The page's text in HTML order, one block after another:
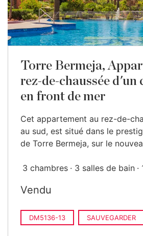
Torre Bermeja,
rez-de-chaussée d'un
en front de mer
Cet appartement au rez-de-
au sud, est situé dans le
de Torre Bermeja, sur le
3 chambres 3 salles de bain
Vendu
DM5136-13 SAUVEGARDER